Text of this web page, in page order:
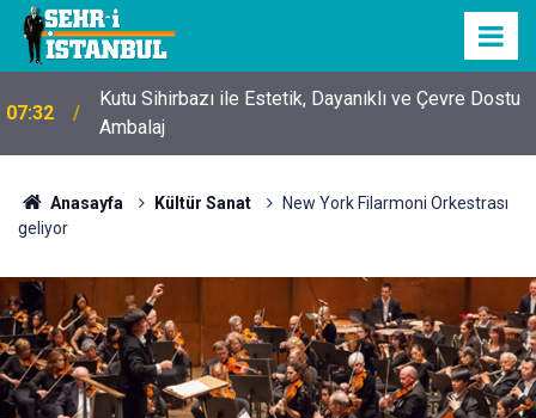
07:32
Kutu Sihirbazı ile Estetik, Dayanıklı ve Çevre Dostu
Ambalaj
Anasayfa Kültür Sanat
New York Filarmoni Orkestrası
geliyor